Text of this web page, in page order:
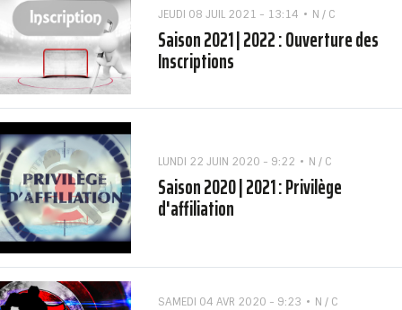
JEUDI 08 JUIL 2021 - 13:14 N / C
Saison 2021 | 2022 : Ouverture des
Inscriptions
LUNDI 22 JUIN 2020 - 9:22 N / C
Saison 2020 | 2021 : Privilège
d'affiliation
SAMEDI 04 AVR 2020 - 9:23 N / C